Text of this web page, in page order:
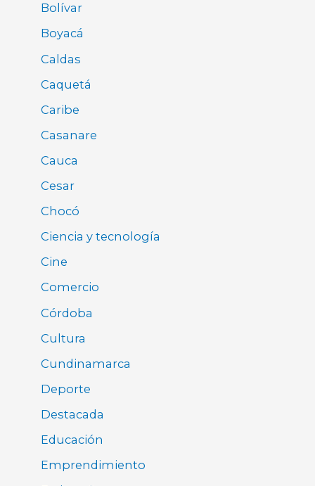
Bolívar
Boyacá
Caldas
Caquetá
Caribe
Casanare
Cauca
Cesar
Chocó
Ciencia y tecnología
Cine
Comercio
Córdoba
Cultura
Cundinamarca
Deporte
Destacada
Educación
Emprendimiento